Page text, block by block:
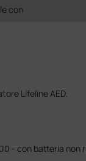
con
Lifeline AED.
- con batteria non